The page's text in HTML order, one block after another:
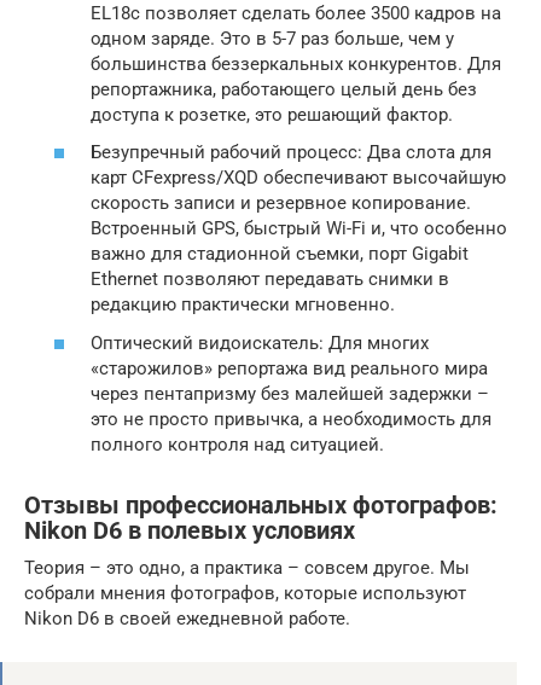
EL18c позволяет сделать более 3500 кадров на
одном заряде. Это в 5-7 раз больше, чем у
большинства беззеркальных конкурентов. Для
репортажника, работающего целый день без
доступа к розетке, это решающий фактор.
Безупречный рабочий процесс: Два слота для
карт CFexpress/XQD обеспечивают высочайшую
скорость записи и резервное копирование.
Встроенный GPS, быстрый Wi-Fi и, что особенно
важно для стадионной съемки, порт Gigabit
Ethernet позволяют передавать снимки в
редакцию практически мгновенно.
Оптический видоискатель: Для многих
«старожилов» репортажа вид реального мира
через пентапризму без малейшей задержки –
это не просто привычка, а необходимость для
полного контроля над ситуацией.
Отзывы профессиональных фотографов:
Nikon D6 в полевых условиях
Теория – это одно, а практика – совсем другое. Мы
собрали мнения фотографов, которые используют
Nikon D6 в своей ежедневной работе.